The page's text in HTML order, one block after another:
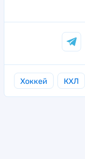
Хоккей КХЛ